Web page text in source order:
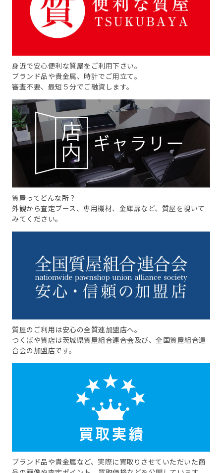
身近で安心便利な質屋をご利用下さい。
ブランド品や貴金属、時計でご用立て。
審査不要、最短５分でご融資します。
質屋ってどんな所？
外観から査定ブース、専用機材、金庫扉など、質屋を覗いて
みてください。
質屋のご利用は安心の全質連加盟店へ。
つくばや質店は茨城県質屋組合連合会及び、全国質屋組合連
合会の加盟店です。
ブランド品や貴金属など、実際に買取りさせていただいた商